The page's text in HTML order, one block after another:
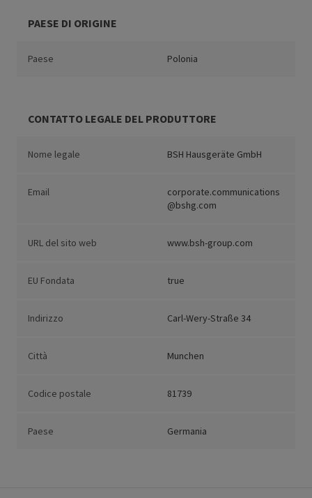
PAESE DI ORIGINE
Paese Polonia
CONTATTO LEGALE DEL PRODUTTORE
Nome legale BSH Hausgeräte GmbH
Email
corporate.communications
@bshg.com
URL del sito web www.bsh-group.com
EU Fondata true
Indirizzo Carl-Wery-Straße 34
Città Munchen
Codice postale 81739
Paese Germania